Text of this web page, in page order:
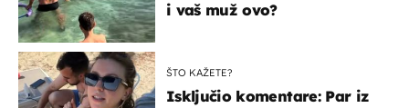
i vaš muž ovo?
ŠTO KAŽETE?
Isključio komentare: Par iz